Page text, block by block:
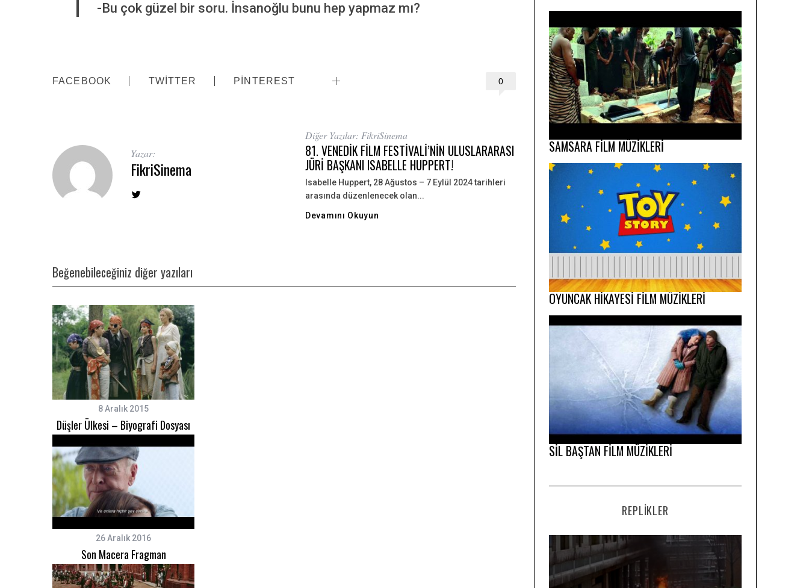
-Bu çok güzel bir soru. İnsanoğlu bunu hep yapmaz mı?
0
FACEBOOK TWITTER PINTEREST
Yazar:
FikriSinema
Diğer Yazılar: FikriSinema
81. VENEDİK FİLM FESTİVALİ’NİN ULUSLARARASI
JÜRİ BAŞKANI ISABELLE HUPPERT!
Isabelle Huppert, 28 Ağustos – 7 Eylül 2024 tarihleri ​​
arasında düzenlenecek olan...
Devamını Okuyun
Beğenebileceğiniz diğer yazıları
8 Aralık 2015
Düşler Ülkesi – Biyografi Dosyası
26 Aralık 2016
Son Macera Fragman
SAMSARA FİLM MÜZİKLERİ
OYUNCAK HİKAYESİ FİLM MÜZİKLERİ
SİL BAŞTAN FİLM MÜZİKLERİ
REPLIKLER
S
e
a
r
c
h
o
: